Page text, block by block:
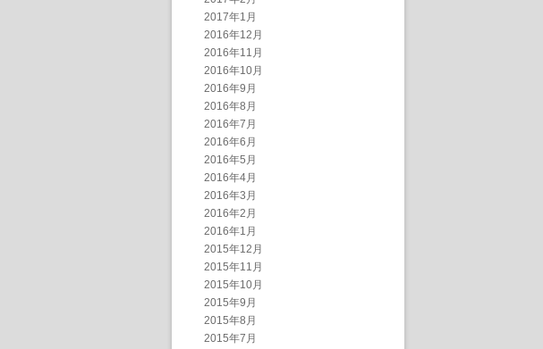
2017年1月
2016年12月
2016年11月
2016年10月
2016年9月
2016年8月
2016年7月
2016年6月
2016年5月
2016年4月
2016年3月
2016年2月
2016年1月
2015年12月
2015年11月
2015年10月
2015年9月
2015年8月
2015年7月